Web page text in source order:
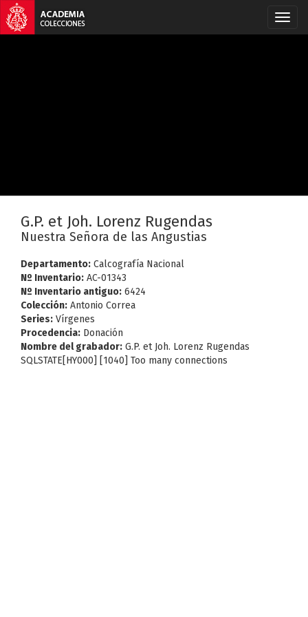
G.P. et Joh. Lorenz Rugendas
Nuestra Señora de las Angustias
Departamento: Calcografía Nacional
Nº Inventario: AC-01343
Nº Inventario antiguo: 6424
Colección: Antonio Correa
Series: Vírgenes
Procedencia: Donación
Nombre del grabador: G.P. et Joh. Lorenz Rugendas
SQLSTATE[HY000] [1040] Too many connections